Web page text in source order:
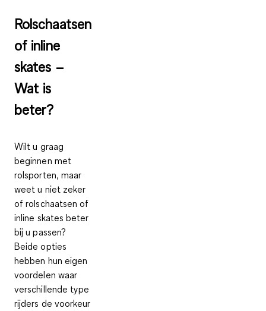
Rolschaatsen
of inline
skates –
Wat is
beter?
Wilt u graag
beginnen met
rolsporten, maar
weet u niet zeker
of rolschaatsen of
inline skates beter
bij u passen?
Beide opties
hebben hun eigen
voordelen waar
verschillende type
rijders de voorkeur